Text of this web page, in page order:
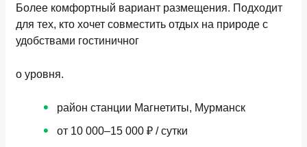
Более комфортный вариант размещения. Подходит
для тех, кто хочет совместить отдых на природе с
удобствами гостиничног
о уровня.
район станции Магнетиты, Мурманск
от 10 000–15 000 ₽ / сутки